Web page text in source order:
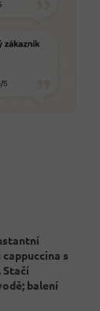
s
Stačí
balení